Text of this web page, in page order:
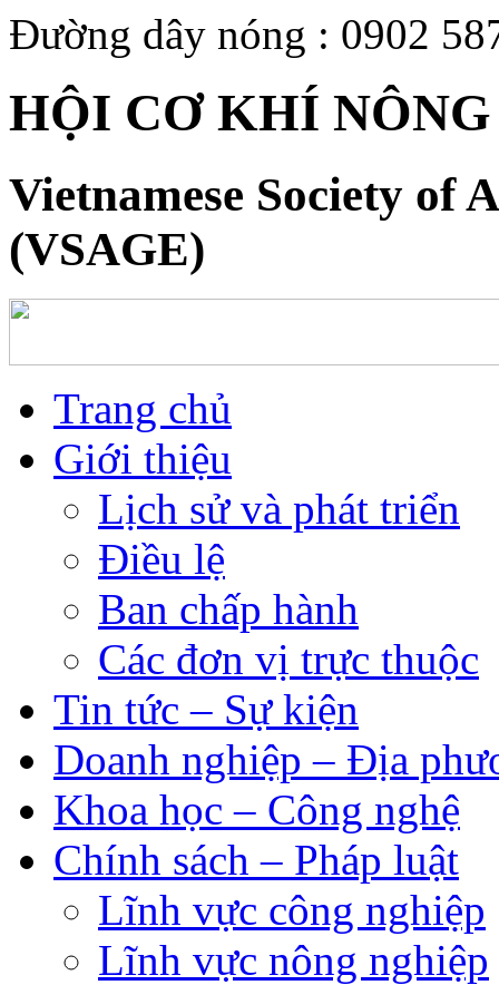
Đường dây nóng : 0902
HỘI CƠ KHÍ
Vietnamese Society of
(VSAGE)
Trang chủ
Giới thiệu
Lịch sử và phát triển
Điều lệ
Ban chấp hành
Các đơn vị trực thuộc
Tin tức – Sự kiện
Doanh nghiệp – Địa
Khoa học – Công nghệ
Chính sách – Pháp luật
Lĩnh vực công nghiệp
Lĩnh vực nông nghiệp